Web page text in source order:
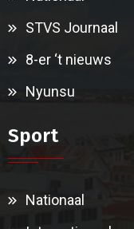
STVS Journaal
8-er ‘t nieuws
Nyunsu
Sport
Nationaal